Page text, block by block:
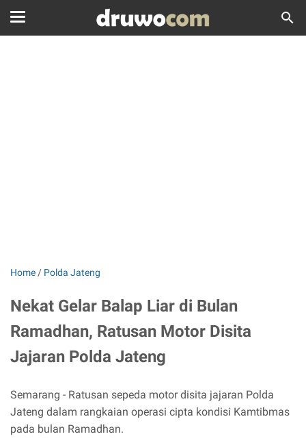
Home / Polda Jateng
Nekat Gelar Balap Liar di Bulan
Ramadhan, Ratusan Motor Disita
Jajaran Polda Jateng
Semarang - Ratusan sepeda motor disita jajaran Polda
Jateng dalam rangkaian operasi cipta kondisi Kamtibmas
pada bulan Ramadhan.